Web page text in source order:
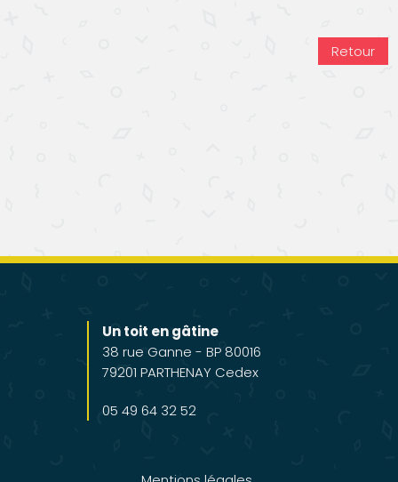
Retour
Un toit en gâtine
38 rue Ganne - BP 80016
79201 PARTHENAY Cedex
05 49 64 32 52